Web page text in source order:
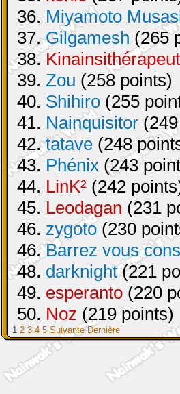
36. Miyamoto
37.Gilgamesh (265
38.
39. Zou (258 points)
40. Shihiro (255
41. Nainquisitor
42.tatave (248
43. Phénix (243
44. LinK² (242
45. Leodagan (231
46. zygoto (230
46.Barrez vous
48. darknight(221
49. esperanto (220
50. Noz (219 points)
1 2 3 4 5 Suivante Dernière